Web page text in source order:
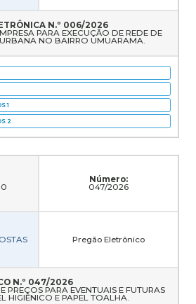
N.º 006/2026
PARA EXECUÇÃO DE REDE DE
NO BAIRRO UMUARAMA.
1
2
Número:
047/2026
Pregão Eletrônico
N.º 047/2026
PREÇOS PARA EVENTUAIS E FUTURAS
HIGIÊNICO E PAPEL TOALHA.